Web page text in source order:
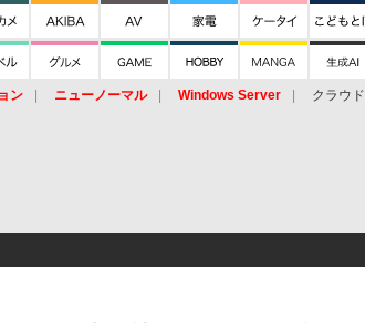
ン ニューノーマル Windows Server クラウド